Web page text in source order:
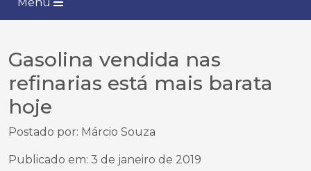
Gasolina vendida nas
refinarias está mais barata
hoje
Postado por: Márcio Souza
Publicado em: 3 de janeiro de 2019